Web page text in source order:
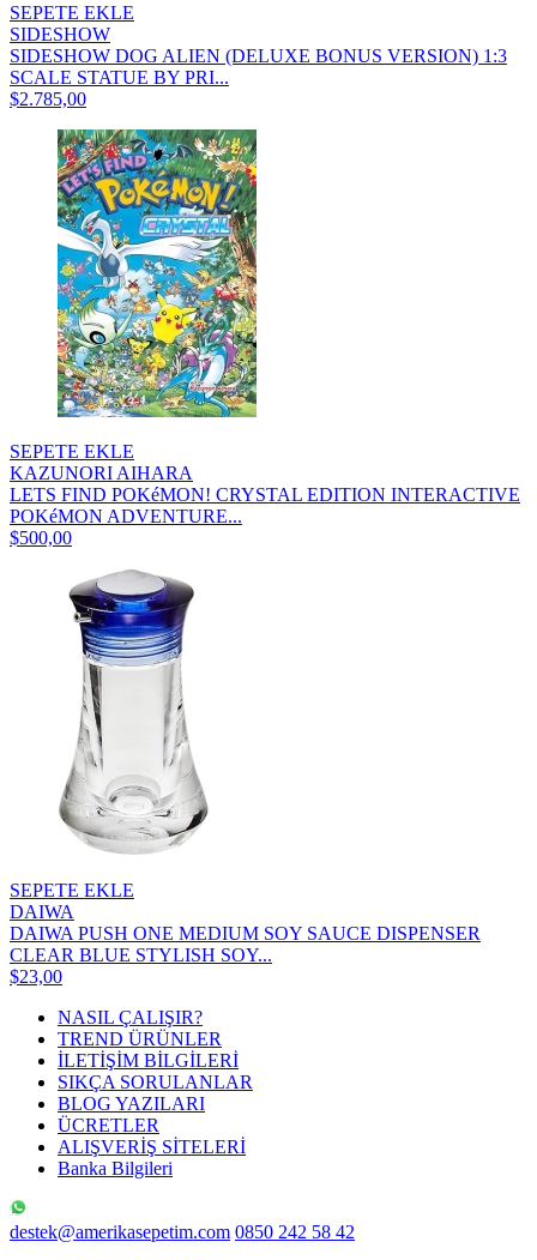
SEPETE EKLE
SIDESHOW
SIDESHOW DOG ALIEN (DELUXE BONUS VERSION) 1:3
SCALE STATUE BY PRI...
$2.785,00
SEPETE EKLE
KAZUNORI AIHARA
LETS FIND POKéMON! CRYSTAL EDITION INTERACTIVE
POKéMON ADVENTURE...
$500,00
SEPETE EKLE
DAIWA
DAIWA PUSH ONE MEDIUM SOY SAUCE DISPENSER
CLEAR BLUE STYLISH SOY...
$23,00
NASIL ÇALIŞIR?
TREND ÜRÜNLER
İLETİŞİM BİLGİLERİ
SIKÇA SORULANLAR
BLOG YAZILARI
ÜCRETLER
ALIŞVERİŞ SİTELERİ
Banka Bilgileri
destek@amerikasepetim.com 0850 242 58 42